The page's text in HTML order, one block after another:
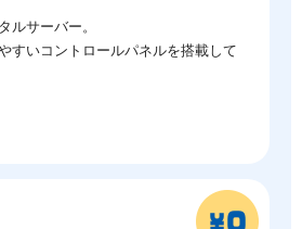
ルサーバー。
すいコントロールパネルを搭載して